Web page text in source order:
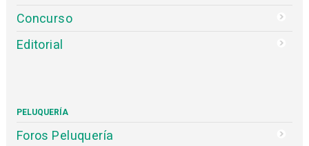
Concurso
Editorial
PELUQUERÍA
Foros Peluquería